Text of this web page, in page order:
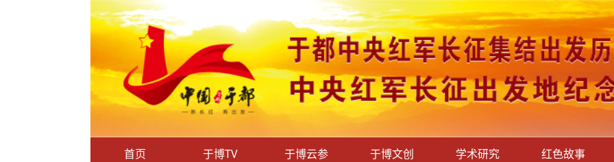
首页 于博TV 于博云参 于博文创 学术研究 红色故事